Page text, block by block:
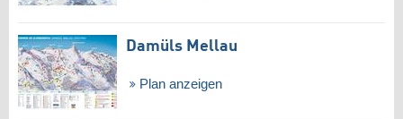
Damüls Mellau
Plan anzeigen